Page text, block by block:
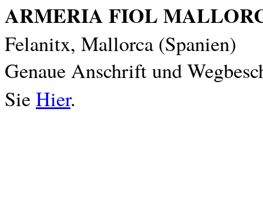
ARMERIA FIOL
Felanitx, Mallorca (Spanien)
Genaue Anschrift und
SieHier.